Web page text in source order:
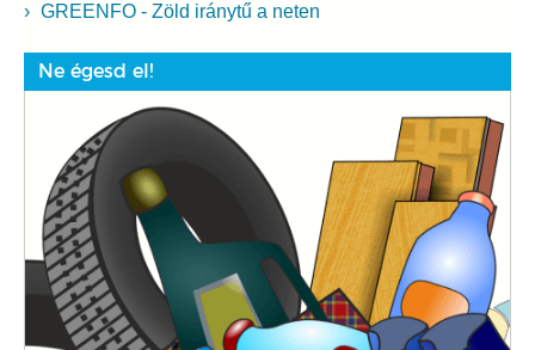
GREENFO - Zöld iránytű a neten
Ne égesd el!